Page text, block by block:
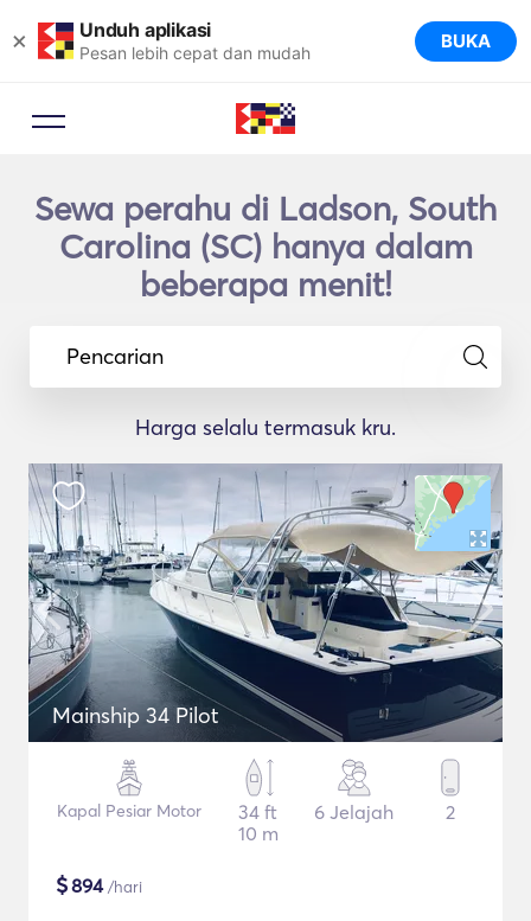
× Unduh aplikasi
Pesan lebih cepat dan mudah BUKA
Sewa perahu di Ladson, South
Carolina (SC) hanya dalam
beberapa menit!
Pencarian
Harga selalu termasuk kru.
Mainship 34 Pilot
Kapal Pesiar Motor
34 ft
10 m
6 Jelajah 2
$894/hari